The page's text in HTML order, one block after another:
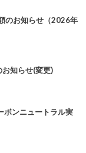
のお知らせ（2026年
知らせ(変更)
ボンニュートラル実